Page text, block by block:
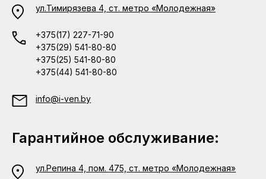
ул.Тимирязева 4, ст. метро «Молодежная»
+375(17) 227-71-90
+375(29) 541-80-80
+375(25) 541-80-80
+375(44) 541-80-80
info@i-ven.by
Гарантийное обслуживание:
ул.Репина 4, пом. 475, ст. метро «Молодежная»